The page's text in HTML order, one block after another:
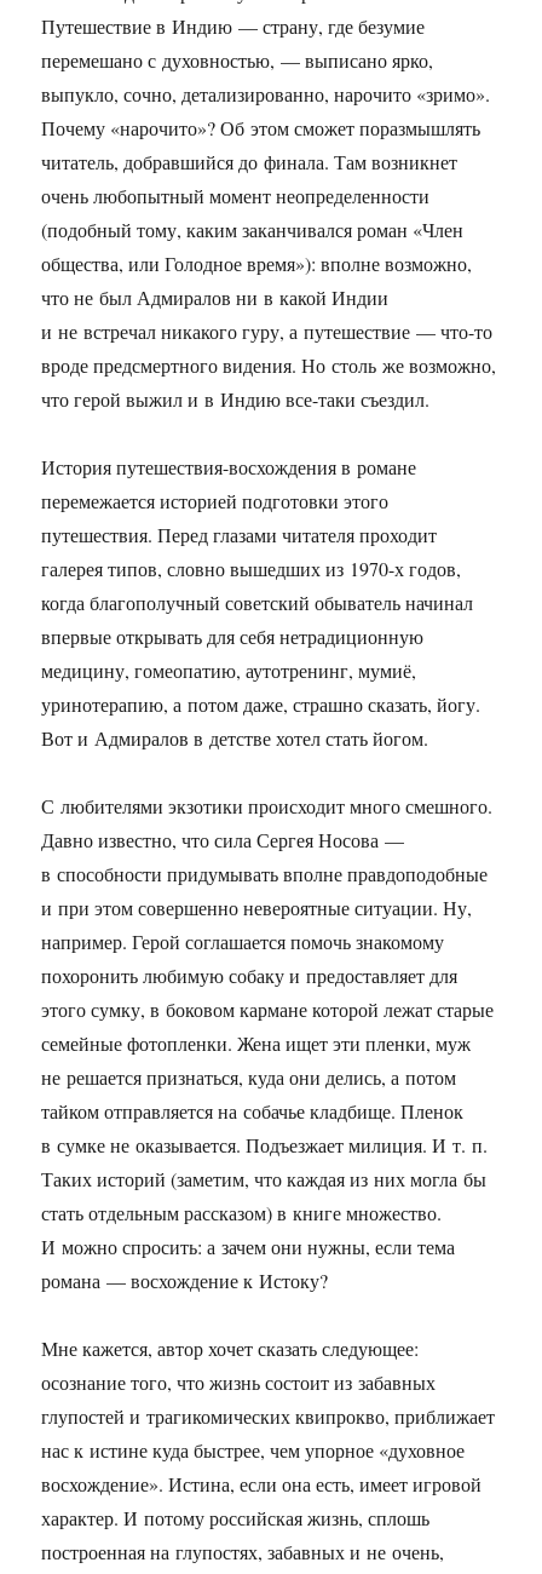
Путешествие в Индию — страну, где безумие
перемешано с духовностью, — выписано ярко,
выпукло, сочно, детализированно, нарочито «зримо».
Почему «нарочито»? Об этом сможет поразмышлять
читатель, добравшийся до финала. Там возникнет
очень любопытный момент неопределенности
(подобный тому, каким заканчивался роман «Член
общества, или Голодное время»): вполне возможно,
что не был Адмиралов ни в какой Индии
и не встречал никакого гуру, а путешествие — что-то
вроде предсмертного видения. Но столь же возможно,
что герой выжил и в Индию все-таки съездил.
История путешествия-восхождения в романе
перемежается историей подготовки этого
путешествия. Перед глазами читателя проходит
галерея типов, словно вышедших из 1970-хгодов,
когда благополучный советский обыватель начинал
впервые открывать для себя нетрадиционную
медицину, гомеопатию, аутотренинг, мумиё,
уринотерапию, а потом даже, страшно сказать, йогу.
Вот и Адмиралов в детстве хотел стать йогом.
С любителями экзотики происходит много смешного.
Давно известно, что сила Сергея Носова —
в способности придумывать вполне правдоподобные
и при этом совершенно невероятные ситуации. Ну,
например. Герой соглашается помочь знакомому
похоронить любимую собаку и предоставляет для
этого сумку, в боковом кармане которой лежат старые
семейные фотопленки. Жена ищет эти пленки, муж
не решается признаться, куда они делись, а потом
тайком отправляется на собачье кладбище. Пленок
в сумке не оказывается. Подъезжает милиция. И т. п.
Таких историй (заметим, что каждая из них могла бы
стать отдельным рассказом) в книге множество.
И можно спросить: а зачем они нужны, если тема
романа — восхождение к Истоку?
Мне кажется, автор хочет сказать следующее:
осознание того, что жизнь состоит из забавных
глупостей и трагикомических квипрокво, приближает
нас к истине куда быстрее, чем упорное «духовное
восхождение». Истина, если она есть, имеет игровой
характер. И потому российская жизнь, сплошь
построенная на глупостях, забавных и не очень,